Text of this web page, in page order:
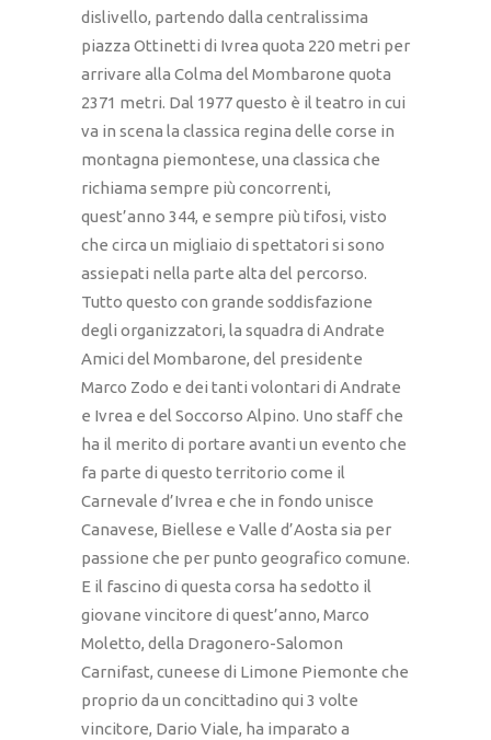
dislivello, partendo dalla centralissima
piazza Ottinetti di Ivrea quota 220 metri per
arrivare alla Colma del Mombarone quota
2371 metri. Dal 1977 questo è il teatro in cui
va in scena la classica regina delle corse in
montagna piemontese, una classica che
richiama sempre più concorrenti,
quest’anno 344, e sempre più tifosi, visto
che circa un migliaio di spettatori si sono
assiepati nella parte alta del percorso.
Tutto questo con grande soddisfazione
degli organizzatori, la squadra di Andrate
Amici del Mombarone, del presidente
Marco Zodo e dei tanti volontari di Andrate
e Ivrea e del Soccorso Alpino. Uno staff che
ha il merito di portare avanti un evento che
fa parte di questo territorio come il
Carnevale d’Ivrea e che in fondo unisce
Canavese, Biellese e Valle d’Aosta sia per
passione che per punto geografico comune.
E il fascino di questa corsa ha sedotto il
giovane vincitore di quest’anno, Marco
Moletto, della Dragonero-Salomon
Carnifast, cuneese di Limone Piemonte che
proprio da un concittadino qui 3 volte
vincitore, Dario Viale, ha imparato a